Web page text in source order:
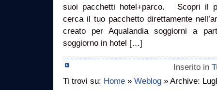
suoi pacchetti hotel+parco. Scopri il
cerca il tuo pacchetto direttamente
creato per Aqualandia soggiorni a
soggiorno in hotel […]
Inserito in
Ti trovi su: Home » Weblog » Archive: